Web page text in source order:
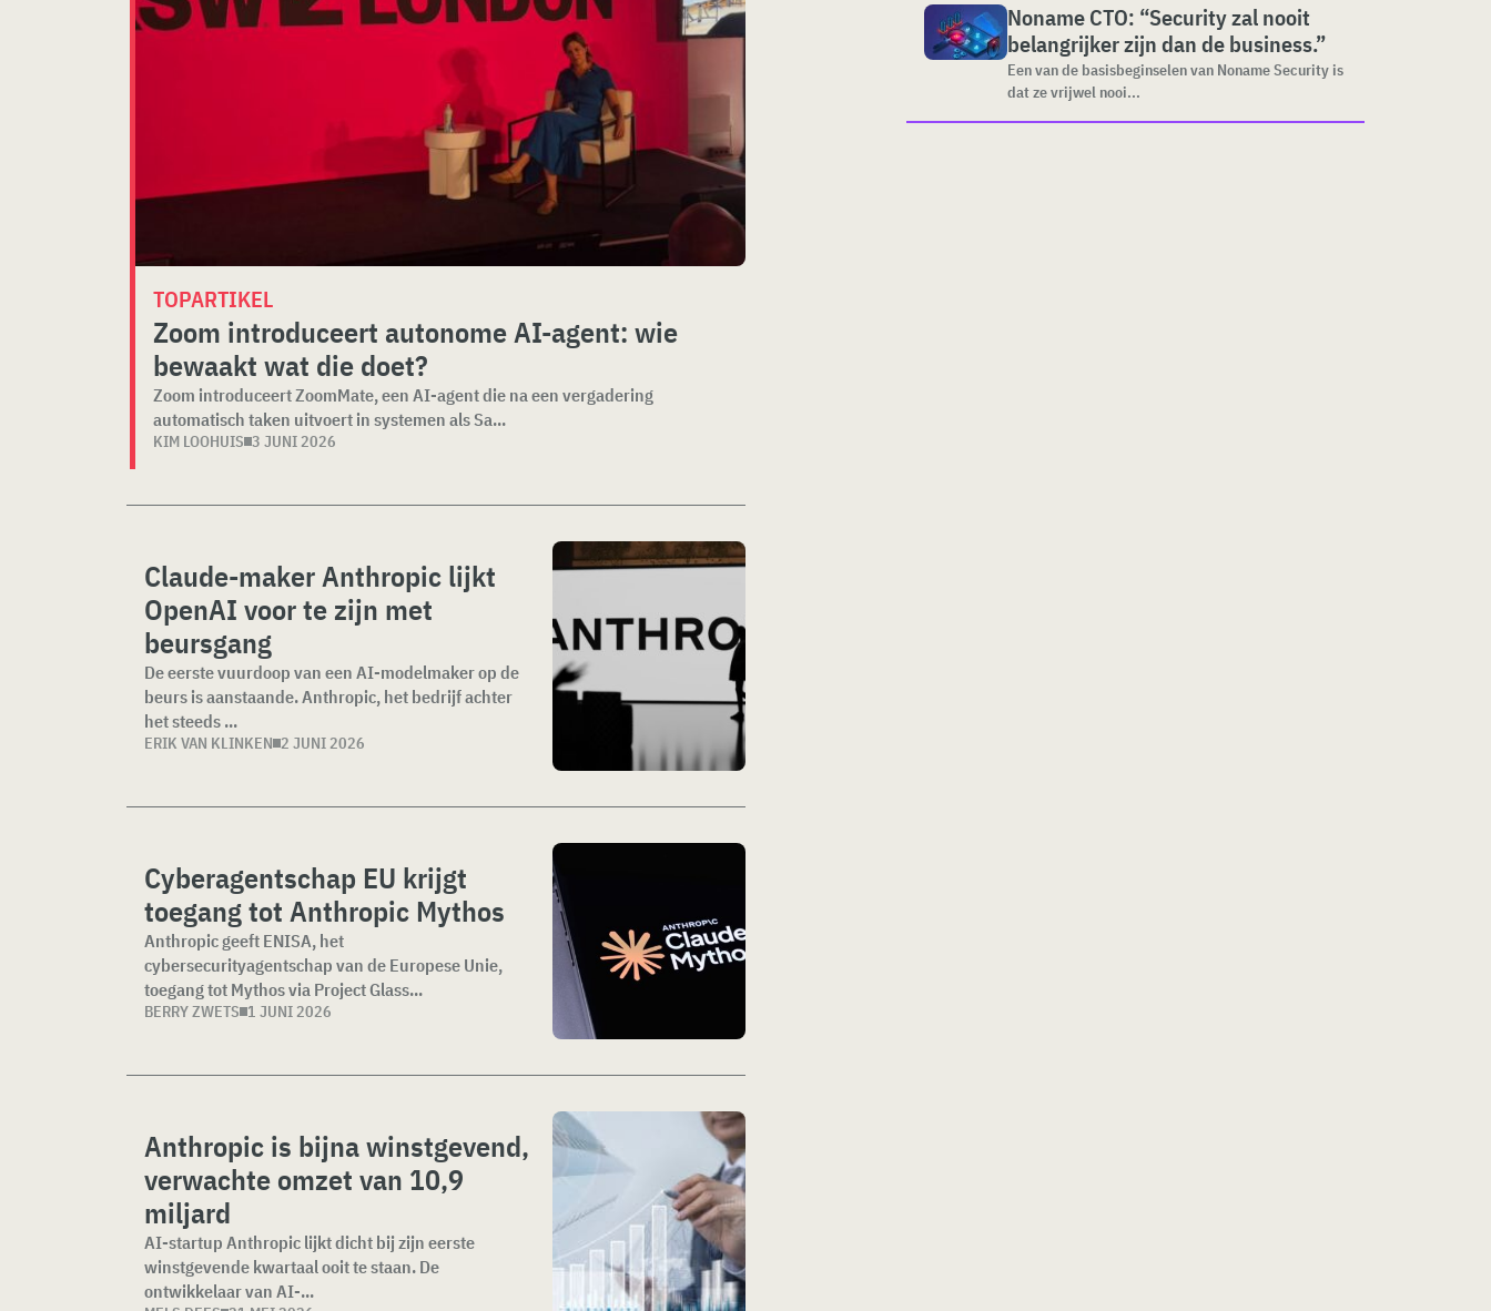
TOPARTIKEL
Zoom introduceert autonome AI-agent: wie
bewaakt wat die doet?
Zoom introduceert ZoomMate, een AI-agent die na een vergadering
automatisch taken uitvoert in systemen als Sa...
KIM LOOHUIS 3 JUNI 2026
Claude-maker Anthropic lijkt
OpenAI voor te zijn met
beursgang
De eerste vuurdoop van een AI-modelmaker op de
beurs is aanstaande. Anthropic, het bedrijf achter
het steeds ...
ERIK VAN KLINKEN 2 JUNI 2026
Cyberagentschap EU krijgt
toegang tot Anthropic Mythos
Anthropic geeft ENISA, het
cybersecurityagentschap van de Europese Unie,
toegang tot Mythos via Project Glass...
BERRY ZWETS 1 JUNI 2026
Anthropic is bijna winstgevend,
verwachte omzet van 10,9
miljard
AI-startup Anthropic lijkt dicht bij zijn eerste
winstgevende kwartaal ooit te staan. De
ontwikkelaar van AI-...
Noname CTO: “Security zal nooit
belangrijker zijn dan de business.”
Een van de basisbeginselen van Noname Security is
dat ze vrijwel nooi...